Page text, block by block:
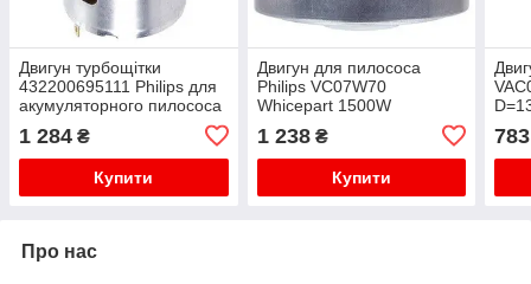
Двигун турбощітки
432200695111 Philips для
акумуляторного пилососа
1 284 ₴
Купити
Двигун для пилососа
Philips VC07W70
Whicepart 1500W
D=135/82mm H=31/120mm
1 238₴
Купити
783
Про нас